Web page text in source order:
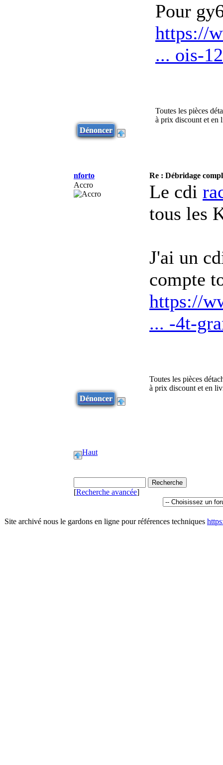
Pour
https://
... ois-
Toutes les pièces
à prix discount et
Dénoncer
nforto
Re : Débridage
Accro
Le cdi
tous les
J'ai un
compte
https://
... -4t-
Toutes les pièces
à prix discount et en
Dénoncer
Haut
[Recherche avancée]
Site archivé nous le gardons en ligne pour références techniques